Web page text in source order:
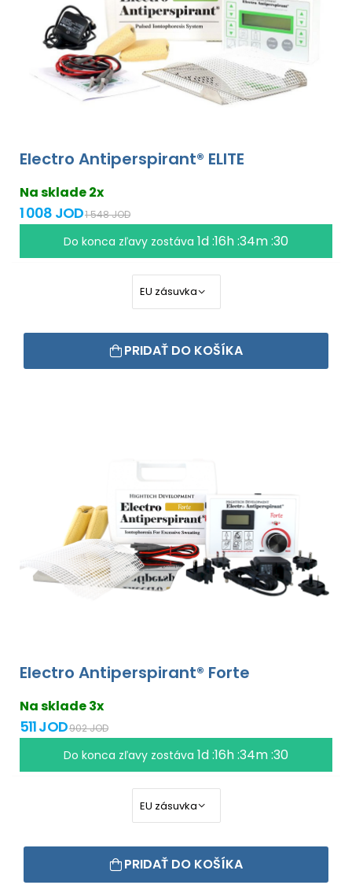
Electro Antiperspirant® ELITE
Na sklade 2x
1 008 JOD1 548 JOD
Do konca zľavy zostáva 1d :16h :34m :30
PRIDAŤ DO KOŠÍKA
Electro Antiperspirant® Forte
Na sklade 3x
511 JOD902 JOD
Do konca zľavy zostáva 1d :16h :34m :30
PRIDAŤ DO KOŠÍKA